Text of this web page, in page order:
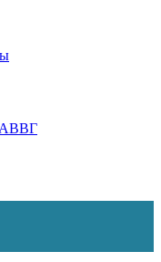
АВВГ